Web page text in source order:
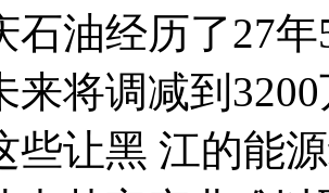
石油经历了27
来将调减到
些让黑 江的能